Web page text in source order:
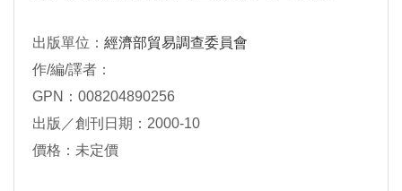
出版單位： 經濟部貿易調查委員會
作/編/譯者：
GPN：008204890256
出版／創刊日期：2000-10
價格：未定價